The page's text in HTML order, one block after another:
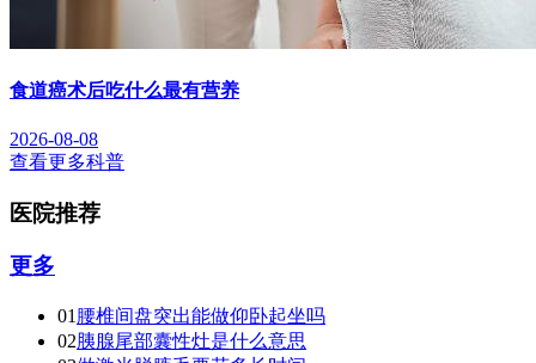
食道癌术后吃什么最有营养
2026-08-08
查看更多科普
医院推荐
更多
01 腰椎间盘突出能做仰卧起坐吗
02胰腺尾部囊性灶是什么意思